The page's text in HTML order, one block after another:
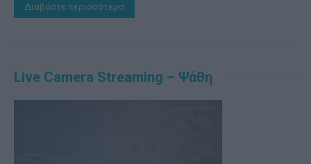
Διαβάστε περισσότερα
Live Camera Streaming – Ψάθη